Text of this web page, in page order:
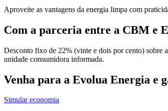
Aproveite as vantagens da energia limpa com
Com a parceria entre a CBM e
Desconto fixo de 22% (vinte e dois por cento) sobre
unidade consumidora informada.
Venha para a Evolua Energia e
Simular economia